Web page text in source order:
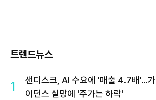
트렌드뉴스
1
샌디스크, AI 수요에 '매출 4.7배'…가
이던스 실망에 '주가는 하락'